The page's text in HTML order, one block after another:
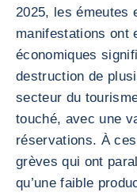
2025, les émeutes
manifestations ont
économiques
destruction de
secteur du
touché, avec une
réservations. À
grèves qui ont
qu’une faible